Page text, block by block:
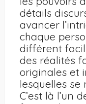
détails
avancer
chaque
différent
des réalités
originales et
lesquelles se
C’est là l’un